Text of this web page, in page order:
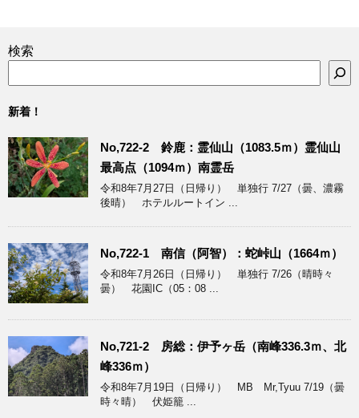
検索
新着！
No,722-2 鈴鹿：霊仙山（1083.5ｍ）霊仙山
最高点（1094ｍ）南霊岳
令和8年7月27日（日帰り） 単独行 7/27（曇、濃霧
後晴） ホテルルートイン ...
No,722-1 南信（阿智）：蛇峠山（1664ｍ）
令和8年7月26日（日帰り） 単独行 7/26（晴時々
曇） 花園IC（05：08 ...
No,721-2 房総：伊予ヶ岳（南峰336.3ｍ、北
峰336ｍ）
令和8年7月19日（日帰り） MB Mr,Tyuu 7/19（曇
時々晴） 伏姫籠 ...